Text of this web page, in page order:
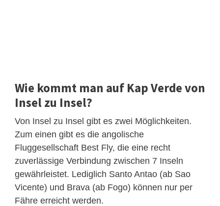
Wie kommt man auf Kap Verde von
Insel zu Insel?
Von Insel zu Insel gibt es zwei Möglichkeiten.
Zum einen gibt es die angolische
Fluggesellschaft Best Fly, die eine recht
zuverlässige Verbindung zwischen 7 Inseln
gewährleistet. Lediglich Santo Antao (ab Sao
Vicente) und Brava (ab Fogo) können nur per
Fähre erreicht werden.